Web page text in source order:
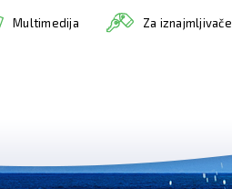
Multimedija Za iznajmljivače